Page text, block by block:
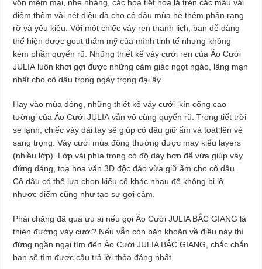
vốn mềm mại, nhẹ nhàng, các họa tiết hoa lá trên các mẫu vải
điểm thêm vài nét điệu đà cho cô dâu mùa hè thêm phần rạng
rỡ và yêu kiều. Với một chiếc váy ren thanh lịch, bạn dễ dàng
thể hiện được gout thẩm mỹ của mình tinh tế nhưng không
kém phần quyến rũ. Những thiết kế váy cưới ren của Áo Cưới
JULIA luôn khơi gợi được những cảm giác ngọt ngào, lãng mạn
nhất cho cô dâu trong ngày trọng đại ấy.
Hay vào mùa đông, những thiết kế váy cưới ‘kín cổng cao
tường’ của Áo Cưới JULIA vẫn vô cùng quyến rũ. Trong tiết trời
se lạnh, chiếc váy dài tay sẽ giúp cô dâu giữ ấm và toát lên vẻ
sang trọng. Váy cưới mùa đông thường được may kiểu layers
(nhiều lớp). Lớp vải phía trong có độ dày hơn để vừa giúp váy
đứng dáng, toạ hoa văn 3D độc đáo vừa giữ ấm cho cô dâu.
Cô dâu có thể lựa chọn kiểu cổ khác nhau để không bị lộ
nhược điểm cũng như tạo sự gợi cảm.
Phải chăng đã quá ưu ái nếu gọi Áo Cưới JULIA BẮC GIANG là
thiên đường váy cưới? Nếu vẫn còn băn khoăn về điều này thì
đừng ngần ngại tìm đến Áo Cưới JULIA BẮC GIANG, chắc chắn
bạn sẽ tìm được câu trả lời thỏa đáng nhất.